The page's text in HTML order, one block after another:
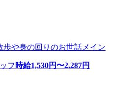
歩や身の回りのお世話メイン
フ 時給1,530円〜2,287円